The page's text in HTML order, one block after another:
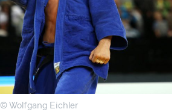
© Wolfgang Eichler